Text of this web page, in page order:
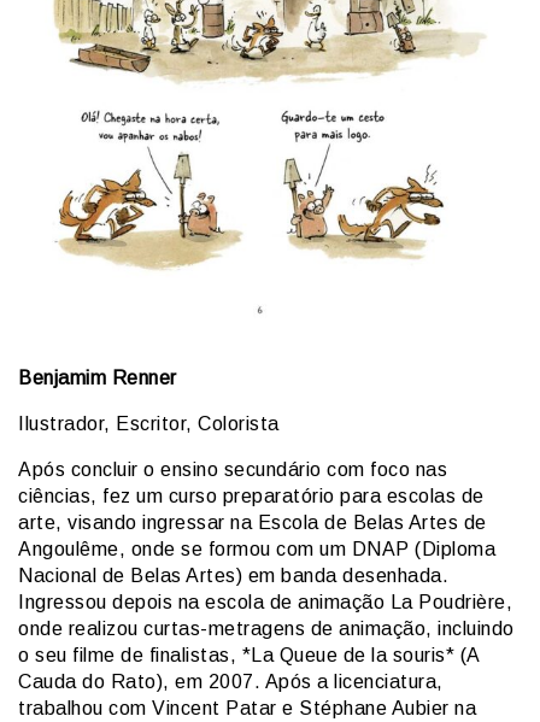
Benjamim Renner
Ilustrador, Escritor, Colorista
Após concluir o ensino secundário com foco nas
ciências, fez um curso preparatório para escolas de
arte, visando ingressar na Escola de Belas Artes de
Angoulême, onde se formou com um DNAP (Diploma
Nacional de Belas Artes) em banda desenhada.
Ingressou depois na escola de animação La Poudrière,
onde realizou curtas-metragens de animação, incluindo
o seu filme de finalistas, *La Queue de la souris* (A
Cauda do Rato), em 2007. Após a licenciatura,
trabalhou com Vincent Patar e Stéphane Aubier na